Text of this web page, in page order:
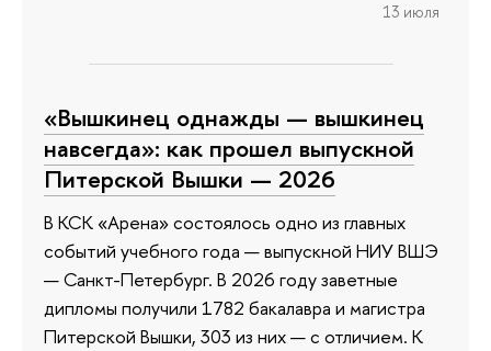
13 июля
«Вышкинец однажды — вышкинец
навсегда»: как прошел выпускной
Питерской Вышки — 2026
В КСК «Арена» состоялось одно из главных
событий учебного года — выпускной НИУ ВШЭ
— Санкт-Петербург. В 2026 году заветные
дипломы получили 1782 бакалавра и магистра
Питерской Вышки, 303 из них — с отличием. К